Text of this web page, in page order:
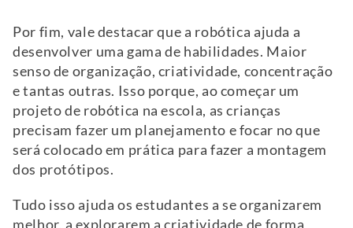
Por fim, vale destacar que a robótica ajuda a
desenvolver uma gama de habilidades. Maior
senso de organização, criatividade, concentração
e tantas outras. Isso porque, ao começar um
projeto de robótica na escola, as crianças
precisam fazer um planejamento e focar no que
será colocado em prática para fazer a montagem
dos protótipos.
Tudo isso ajuda os estudantes a se organizarem
melhor, a explorarem a criatividade de forma